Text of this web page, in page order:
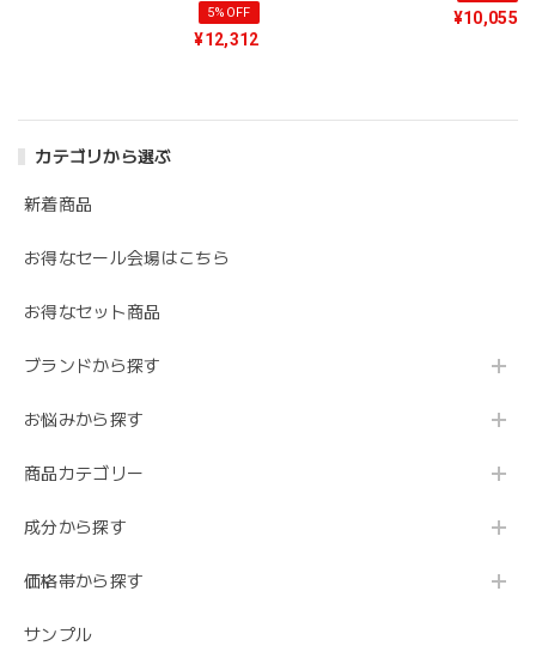
カテゴリから選ぶ
新着商品
お得なセール会場はこちら
お得なセット商品
ブランドから探す
お悩みから探す
商品カテゴリー
成分から探す
価格帯から探す
サンプル
5%OFF
¥12,312
¥10,055